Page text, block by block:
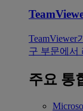
TeamViewer
구 부문에서
주요 통